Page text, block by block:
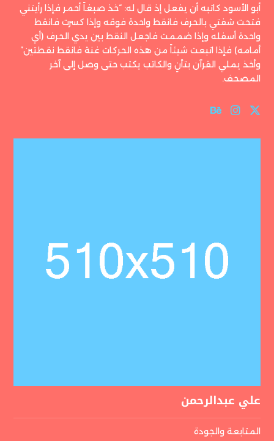
أبو الأسود كاتبه أن يفعل إذ قال له: “خذ صبغاً أحمر فإذا رأيتني
فتحت شفتي بالحرف فانقط واحدة فوقه وإذا كسرت فانقط
واحدة أسفله وإذا ضممت فاجعل النقط بين يدي الحرف (أي
أمامه) فإذا اتبعت شيئاً من هذه الحركات غنة فانقط نقطتين”
وأخذ يملي القرآن بتأنٍ والكاتب يكتب حتى وصل إلى آخر
المصحف.
علي عبدالرحمن
المتابعة والجودة